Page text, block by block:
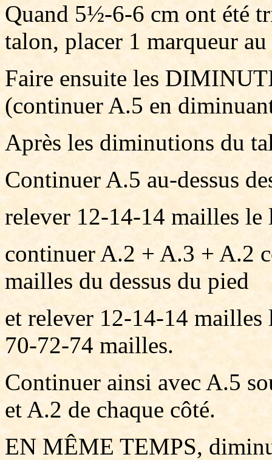
Quand 5½-6-6 cm ont été
talon, placer 1 marqueur
Faire ensuite les
(continuer A.5 en
Après les diminutions du
Continuer A.5 au-dessus
relever 12-14-14 mailles
continuer A.2 + A.3 + A.2
mailles du dessus du pied
et relever 12-14-14 mailles
70-72-74 mailles.
Continuer ainsi avec A.5
et A.2 de chaque côté.
EN MÊME TEMPS,